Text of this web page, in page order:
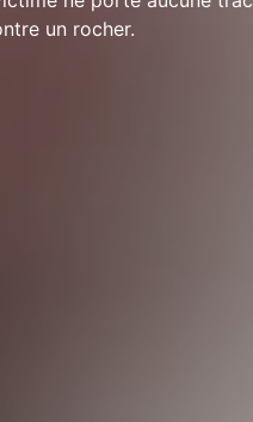
un rocher.